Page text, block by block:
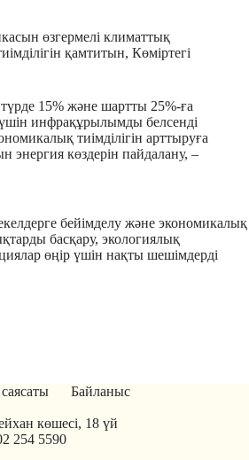
өзгермелі климаттық
қамтитын, Көміртегі
15% және шартты 25%-ға
инфрақұрылымды белсенді
тиімділігін арттыруға
энергия көздерін пайдалану, –
бейімделу және экономикалық
басқару, экологиялық
өңір үшін нақты шешімдерді
Байланыс
көшесі, 18 үй
254 5590